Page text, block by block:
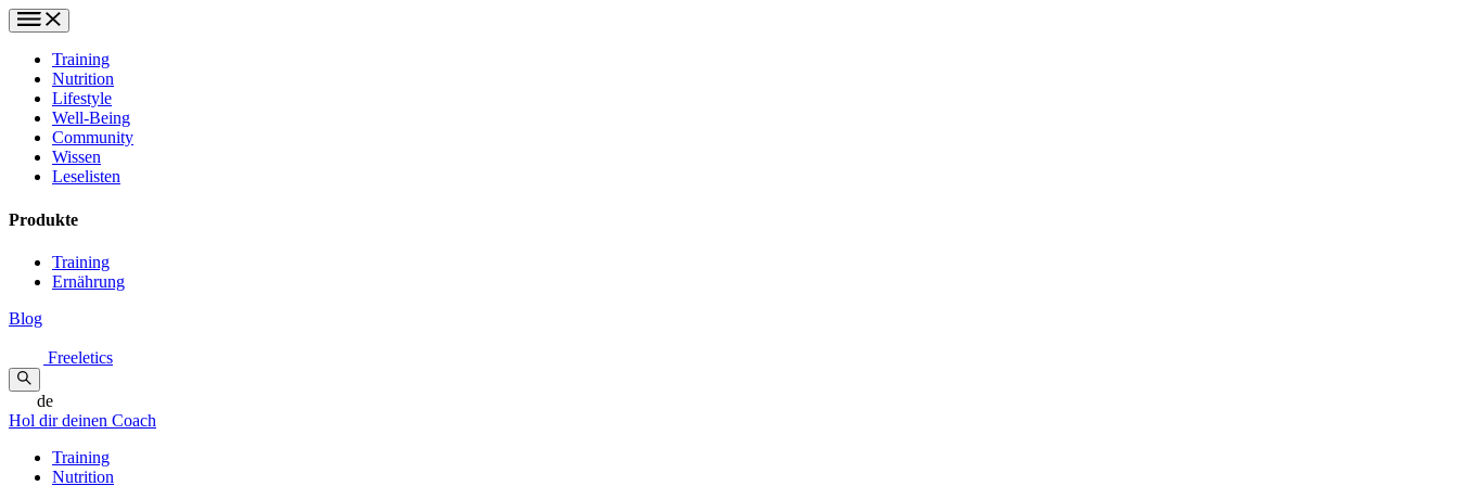
Training
Nutrition
Lifestyle
Well-Being
Community
Wissen
Leselisten
Produkte
Training
Ernährung
Blog
Freeletics
de
Hol dir deinen Coach
Training
Nutrition